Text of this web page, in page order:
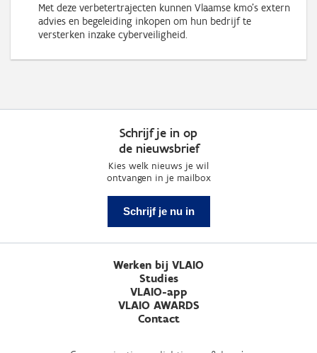
Met deze verbetertrajecten kunnen Vlaamse kmo’s extern
advies en begeleiding inkopen om hun bedrijf te
versterken inzake cyberveiligheid.
Schrijf je in op
de nieuwsbrief
Kies welk nieuws je wil
ontvangen in je mailbox
Schrijf je nu in
Werken bij VLAIO
Studies
VLAIO-app
VLAIO AWARDS
Contact